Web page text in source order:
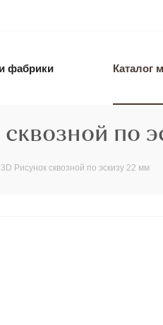
фабрики Каталог
по
Рисунок сквозной по эскизу 22 мм